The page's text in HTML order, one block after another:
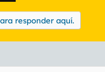
responder aquí.